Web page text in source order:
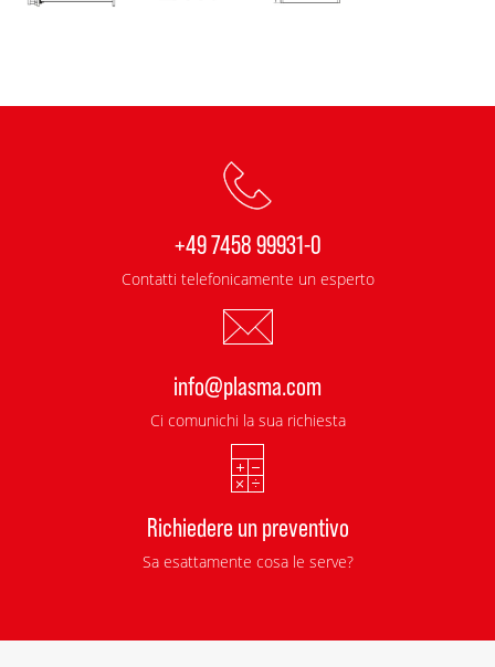
+49 7458 99931-0
Contatti telefonicamente un esperto
info@plasma.com
Ci comunichi la sua richiesta
Richiedere un preventivo
Sa esattamente cosa le serve?